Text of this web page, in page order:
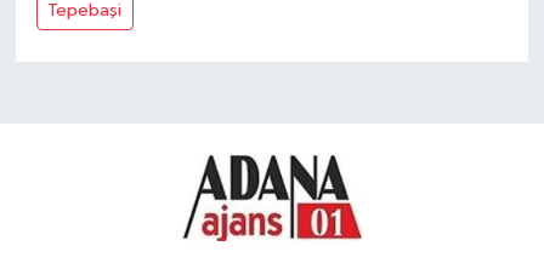
Tepebaşi